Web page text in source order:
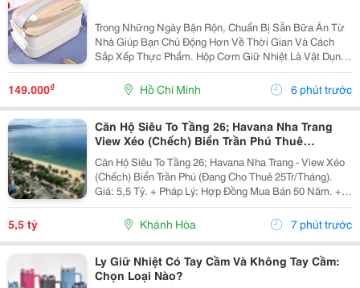
Trong Những Ngày Bận Rộn, Chuẩn Bị Sẵn Bữa Ăn Từ
Nhà Giúp Bạn Chủ Động Hơn Về Thời Gian Và Cách
Sắp Xếp Thực Phẩm. Hộp Cơm Giữ Nhiệt Là Vật Dụng
Tiện Lợi, Phù Hợp Để Mang Theo Cơm Và Các Món Ăn
Kèm Khi Đi Học, Đi Làm Hoặc Di Chuyển Trong Ngày.
Chọn...
149.000₫ Hồ Chí Minh 6 phút trước
Căn Hộ Siêu To Tầng 26; Havana Nha Trang
View Xéo (Chếch) Biển Trần Phú Thuê
25Tr/Tháng 5,5 Tỷ
Căn Hộ Siêu To Tầng 26; Havana Nha Trang - View Xéo
(Chếch) Biển Trần Phú (Đang Cho Thuê 25Tr/Tháng).
Giá: 5,5 Tỷ. + Pháp Lý: Hợp Đồng Mua Bán 50 Năm. +
Toạ Lạc: 38 Trần Phú, P Lộc Thọ, Tp Nha Trang, Tỉnh
Khánh Hoà. + Diện Tích: 160M&Sup2; Tầng 26 /...
5,5 tỷ Khánh Hòa 7 phút trước
Ly Giữ Nhiệt Có Tay Cầm Và Không Tay Cầm:
Chọn Loại Nào?